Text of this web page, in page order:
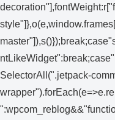
SelectorAll(".jetpack-